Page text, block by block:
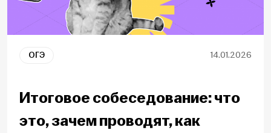
ОГЭ 14.01.2026
Итоговое собеседование: что
это, зачем проводят, как